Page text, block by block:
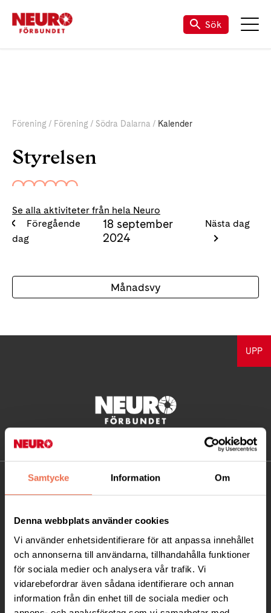
Samtycke Information Om
Denna webbplats använder cookies
Vi använder enhetsidentifierare för att anpassa innehållet
och annonserna till användarna, tillhandahålla funktioner
för sociala medier och analysera vår trafik. Vi
vidarebefordrar även sådana identifierare och annan
information från din enhet till de sociala medier och
Sök
Förening Förening Södra Dalarna Kalender
Styrelsen
Se alla aktiviteter från hela Neuro
Föregående
dag
18 september
2024
Nästa dag
Månadsvy
UPP
KONTAKT
Ågatan 12 C, 172 62 Sundbyberg
Telefon:08-677 70 10
Box 4086
171 04 Solna